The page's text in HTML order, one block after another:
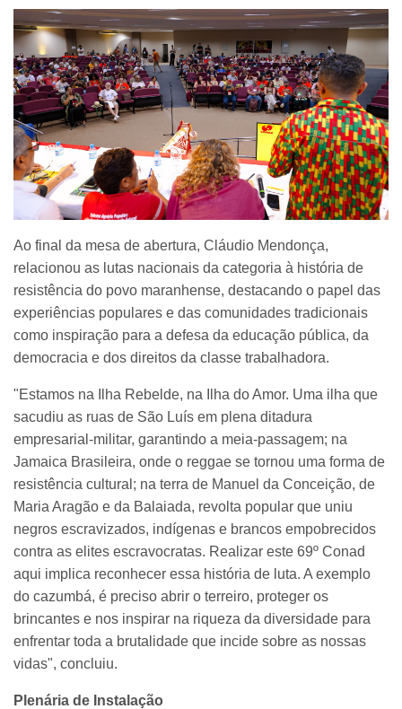
Ao final da mesa de abertura, Cláudio Mendonça,
relacionou as lutas nacionais da categoria à história de
resistência do povo maranhense, destacando o papel das
experiências populares e das comunidades tradicionais
como inspiração para a defesa da educação pública, da
democracia e dos direitos da classe trabalhadora.
"Estamos na Ilha Rebelde, na Ilha do Amor. Uma ilha que
sacudiu as ruas de São Luís em plena ditadura
empresarial-militar, garantindo a meia-passagem; na
Jamaica Brasileira, onde o reggae se tornou uma forma de
resistência cultural; na terra de Manuel da Conceição, de
Maria Aragão e da Balaiada, revolta popular que uniu
negros escravizados, indígenas e brancos empobrecidos
contra as elites escravocratas. Realizar este 69º Conad
aqui implica reconhecer essa história de luta. A exemplo
do cazumbá, é preciso abrir o terreiro, proteger os
brincantes e nos inspirar na riqueza da diversidade para
enfrentar toda a brutalidade que incide sobre as nossas
vidas", concluiu.
Plenária de Instalação